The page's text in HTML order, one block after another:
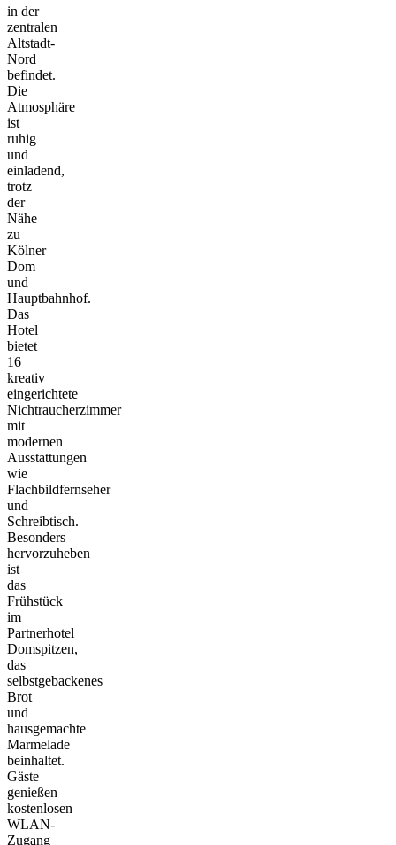
in der
zentralen
Altstadt-
Nord
befindet.
Die
Atmosphäre
ist
ruhig
und
einladend,
trotz
der
Nähe
zu
Kölner
Dom
und
Hauptbahnhof.
Das
Hotel
bietet
16
kreativ
eingerichtete
Nichtraucherzimmer
mit
modernen
Ausstattungen
wie
Flachbildfernseher
und
Schreibtisch.
Besonders
hervorzuheben
ist
das
Frühstück
im
Partnerhotel
Domspitzen,
das
selbstgebackenes
Brot
und
hausgemachte
Marmelade
beinhaltet.
Gäste
genießen
kostenlosen
WLAN-
Zugang